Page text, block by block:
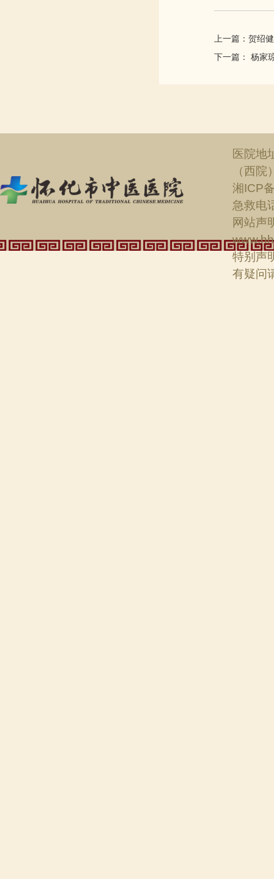
上一篇：贺绍健
下一篇： 杨家
医院地
（西院
湘ICP
急救电
网站声
特别声
有疑问